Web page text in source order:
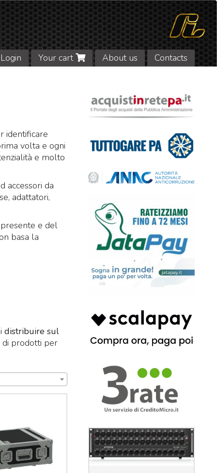
Login Your cart About us Contacts
identificare
volta e ogni
e molto
accessori da
adattatori,
e del
basa la
distribuire sul
di prodotti per